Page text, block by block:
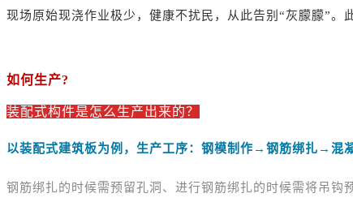
现场原始现浇作业极少，健康不扰民，从此告别“灰朦朦”。
如何生产?
装配式构件是怎么生产出来的？
以装配式建筑板为例，生产工序：钢模制作→钢筋绑扎→混
钢筋绑扎的时候需预留孔洞、进行钢筋绑扎的时候需将吊钩